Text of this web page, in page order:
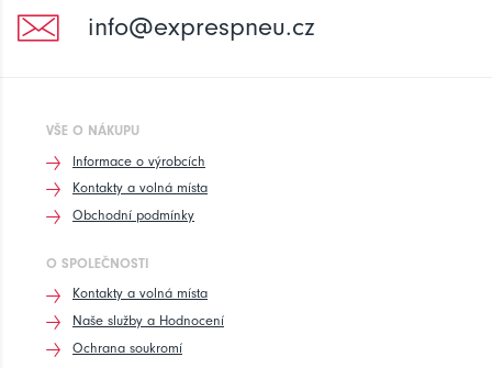
info@exprespneu.cz
VŠE O NÁKUPU
Informace o výrobcích
Kontakty a volná místa
Obchodní podmínky
O SPOLEČNOSTI
Kontakty a volná místa
Naše služby a Hodnocení
Ochrana soukromí